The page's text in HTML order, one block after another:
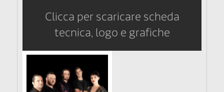
Clicca per scaricare scheda
tecnica, logo e grafiche